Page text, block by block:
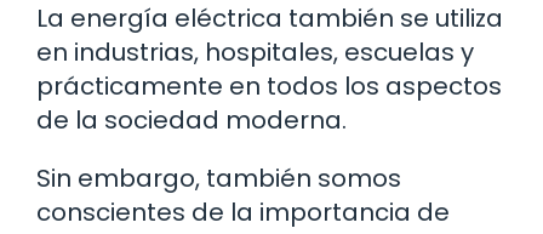
La energía eléctrica también se utiliza
en industrias, hospitales, escuelas y
prácticamente en todos los aspectos
de la sociedad moderna.
Sin embargo, también somos
conscientes de la importancia de